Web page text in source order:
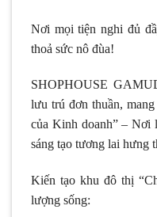
Nơi mọi tiện nghi đủ
thoả sức nô đùa!
SHOPHOUSE
lưu trú đơn thuần,
của Kinh doanh” – Nơi
sáng tạo tương lai hưng
Kiến tạo khu đô thị
lượng sống: